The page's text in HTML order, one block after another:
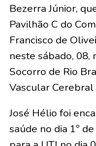
Bezerra Júnior,
Pavilhão C do
Francisco de
neste sábado, 08,
Socorro de Rio
Vascular Cerebral
José Hélio foi
saúde no dia 1º